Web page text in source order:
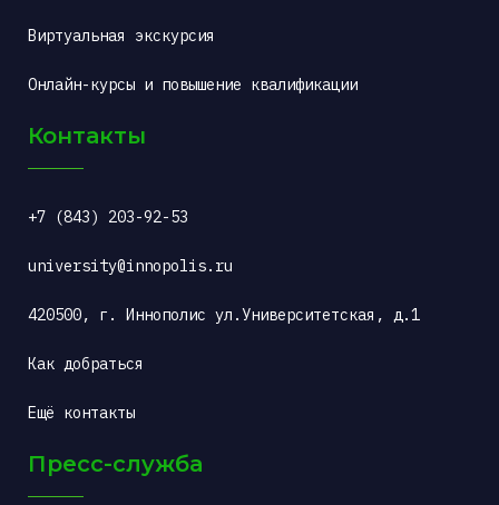
Виртуальная экскурсия
Онлайн-курсы и повышение квалификации
Контакты
+7 (843) 203-92-53
university@innopolis.ru
420500, г. Иннополис ул.Университетская, д.1
Как добраться
Ещё контакты
Пресс-служба